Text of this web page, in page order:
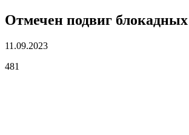
Отмечен подвиг
11.09.2023
481